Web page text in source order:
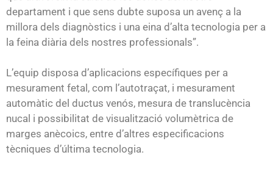
departament i que sens dubte suposa un avenç a la
millora dels diagnòstics i una eina d’alta tecnologia per a
la feina diària dels nostres professionals”.
L’equip disposa d’aplicacions específiques per a
mesurament fetal, com l’autotraçat, i mesurament
automàtic del ductus venós, mesura de translucència
nucal i possibilitat de visualització volumètrica de
marges anècoics, entre d’altres especificacions
tècniques d’última tecnologia.